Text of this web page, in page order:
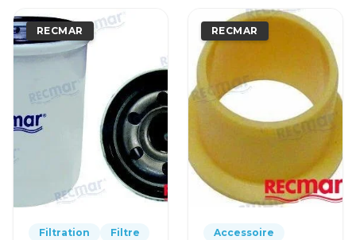
RECMAR
Filtration Filtre
RECMAR
Accessoire